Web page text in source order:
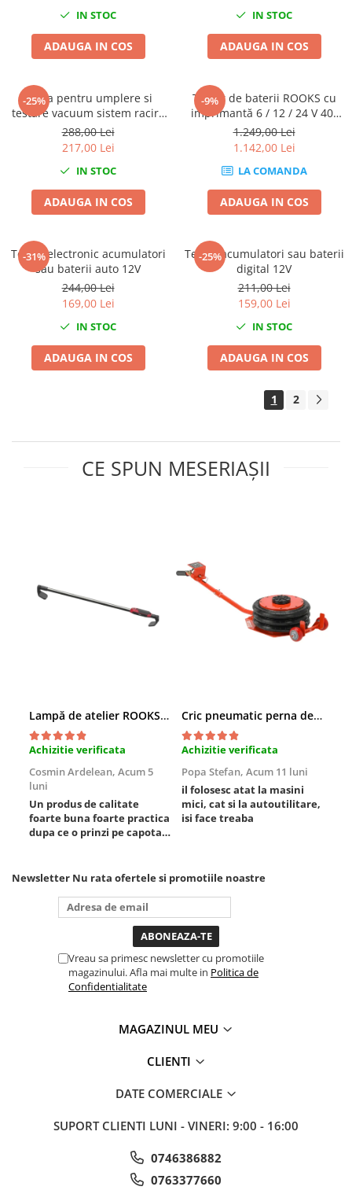
Sistem directie
Sistem franare
Sistem Vibro-Power
Sisteme de ridicare si sustinere
Capre Auto
Cricuri Hidraulice
Surubelnite Si Biti
Truse de biti
Truse de surubelnite
Vulcanizare
Masini de dejantat roti
Masini de echilibrat roti
Piese de schimb
Scule Vulcanizare
IN STOC
ADAUGA IN COS
IN STOC
ADAUGA IN COS
-25%
Trusa pentru umplere si
testare vacuum sistem racire
antigel
288,00 Lei
217,00 Lei
IN STOC
ADAUGA IN COS
-9%
Tester de baterii ROOKS cu
imprimantă 6 / 12 / 24 V 40-
2000 CCA
1.249,00 Lei
1.142,00 Lei
LA COMANDA
ADAUGA IN COS
-31%
Tester electronic acumulatori
sau baterii auto 12V
244,00 Lei
169,00 Lei
IN STOC
ADAUGA IN COS
-25%
Tester acumulatori sau baterii
digital 12V
211,00 Lei
159,00 Lei
IN STOC
ADAUGA IN COS
1 2
CE SPUN MESERIAȘII
Lampă de atelier ROOKS B2 HYBRID pentru capotă, 2000 lumeni, 5000 mAh
Achizitie verificata
Cosmin Ardelean, Acum 5
luni
Un produs de calitate
foarte buna foarte practica
dupa ce o prinzi pe capota
nevoie lumina puternica si
destul de mult dar daca o
bagi la priza nu mai ai
treaba toata ziua ,ce...
Cric pneumatic perna de aer cu inaltator 6T
Achizitie verificata
Popa Stefan, Acum 11 luni
il folosesc atat la masini
mici, cat si la autoutilitare,
isi face treaba
Newsletter Nu rata ofertele si promotiile noastre
Vreau sa primesc newsletter cu promotiile
magazinului. Afla mai multe in Politica de
Confidentialitate
MAGAZINUL MEU
CLIENTI
DATE COMERCIALE
SUPORT CLIENTI LUNI - VINERI: 9:00 - 16:00
0746386882
0763377660